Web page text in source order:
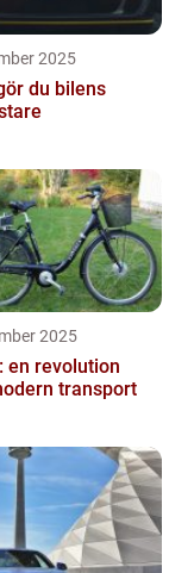
2025
du bilens
2025
en revolution
transport